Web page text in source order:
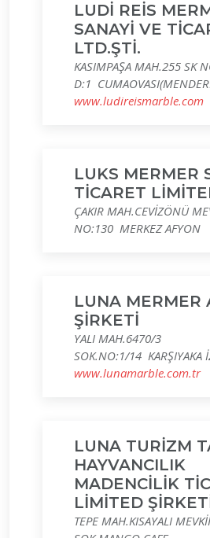
LUDİ REİS
SANAYİ VE
LTD.ŞTİ.
KASIMPAŞA MAH.255 SK
D:1
www.ludireismarble.com
LUKS MERMER
TİCARET
ÇAKIR MAH.CEVİZÖNÜ
NO:130 MERKEZ AFYON
LUNA MERMER
ŞİRKETİ
YALI MAH.6470/3
SOK.NO:1/14 KARŞIYAKA
www.lunamarble.com.tr
LUNA TURİZM
HAYVANCILIK
MADENCİLİK
LİMİTED
TEPE MAH.KISAYALI